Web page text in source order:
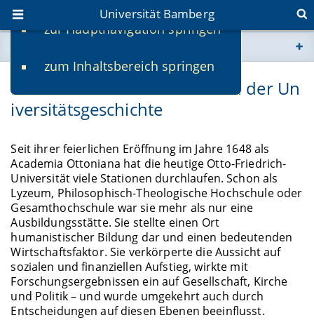
zur Hauptnavigation springen
zum Inhaltsbereich springen
Universität Bamberg
www.uni-bamberg.de
univis.uni-bamberg.de
fis.uni-bamberg.de
Bedeutende Persönlichkeiten der Un
iversitätsgeschichte
Seit ihrer feierlichen Eröffnung im Jahre 1648 als
Academia Ottoniana hat die heutige Otto-Friedrich-
Universität viele Stationen durchlaufen. Schon als
Lyzeum, Philosophisch-Theologische Hochschule oder
Gesamthochschule war sie mehr als nur eine
Ausbildungsstätte. Sie stellte einen Ort
humanistischer Bildung dar und einen bedeutenden
Wirtschaftsfaktor. Sie verkörperte die Aussicht auf
sozialen und finanziellen Aufstieg, wirkte mit
Forschungsergebnissen ein auf Gesellschaft, Kirche
und Politik – und wurde umgekehrt auch durch
Entscheidungen auf diesen Ebenen beeinflusst.